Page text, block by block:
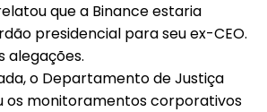
que a Binance estaria
presidencial para seu ex-CEO.
alegações.
o Departamento de Justiça
os monitoramentos corporativos